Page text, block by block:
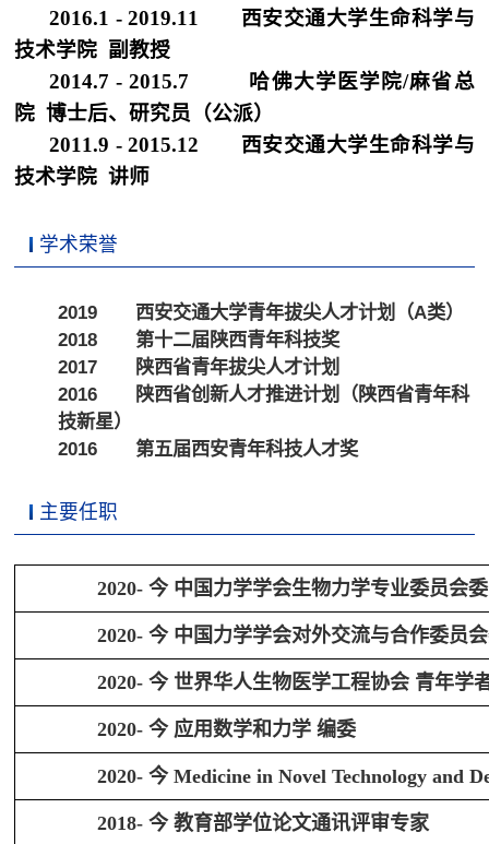
2016.1 - 2019.11 西安交通大学生命科学与
技术学院 副教授
2014.7 - 2015.7 哈佛大学医学院/麻省总
院 博士后、研究员（公派）
2011.9 - 2015.12 西安交通大学生命科学与
技术学院 讲师
学术荣誉
2019 西安交通大学青年拔尖人才计划（A类）
2018 第十二届陕西青年科技奖
2017 陕西省青年拔尖人才计划
2016 陕西省创新人才推进计划（陕西省青年科
技新星）
2016 第五届西安青年科技人才奖
主要任职
2020-今 中国力学学会生物力学专业委员会
2020-今 中国力学学会对外交流与合作委员
2020-今 世界华人生物医学工程协会 青年学
2020-今 应用数学和力学 编委
2020-今Medicine in Novel Technology and
2018-今 教育部学位论文通讯评审专家